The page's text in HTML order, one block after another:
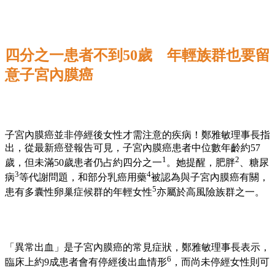
四分之一患者不到50歲 年輕族群也要留
意子宮內膜癌
子宮內膜癌並非停經後女性才需注意的疾病！鄭雅敏理事長指
出，從最新癌登報告可見，子宮內膜癌患者中位數年齡約57
歲，但未滿50歲患者仍占約四分之一1 。她提醒，肥胖2
、糖尿
病3等代謝問題，和部分乳癌用藥4被認為與子宮內膜癌有關，
患有多囊性卵巢症候群的年輕女性5亦屬於高風險族群之一。
「異常出血」是子宮內膜癌的常見症狀，鄭雅敏理事長表示，
臨床上約9成患者會有停經後出血情形6 ，而尚未停經女性則可